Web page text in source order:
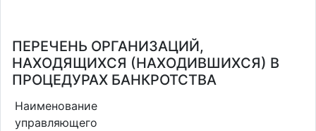
ПЕРЕЧЕНЬ ОРГАНИЗАЦИЙ,
НАХОДЯЩИХСЯ (НАХОДИВШИХСЯ) В
ПРОЦЕДУРАХ БАНКРОТСТВА
Наименование
управляющего